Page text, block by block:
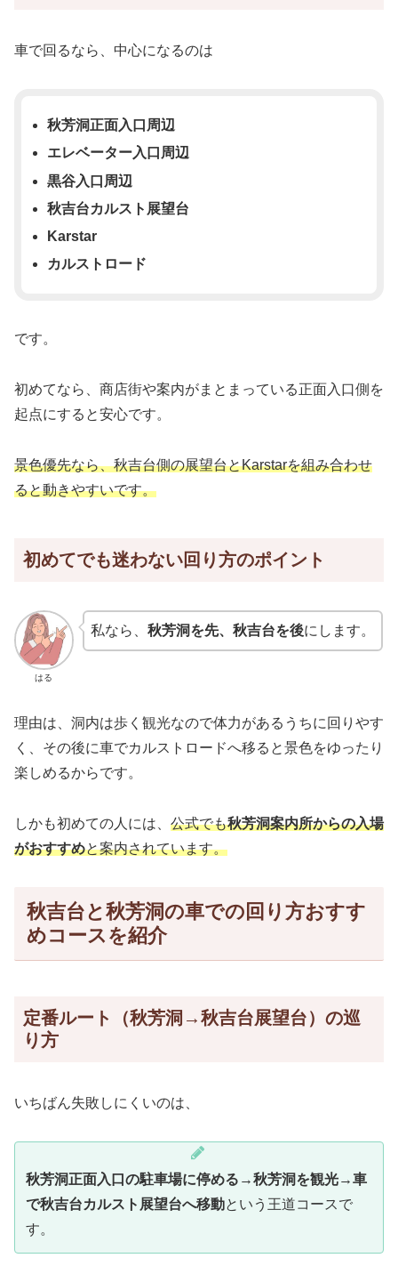
車で回るなら、中心になるのは
秋芳洞正面入口周辺
エレベーター入口周辺
黒谷入口周辺
秋吉台カルスト展望台
Karstar
カルストロード
です。
初めてなら、商店街や案内がまとまっている正面入口側を
起点にすると安心です。
景色優先なら、秋吉台側の展望台とKarstarを組み合わせ
ると動きやすいです。
初めてでも迷わない回り方のポイント
はる
私なら、 秋芳洞を先、秋吉台を後にします。
理由は、洞内は歩く観光なので体力があるうちに回りやす
く、その後に車でカルストロードへ移ると景色をゆったり
楽しめるからです。
しかも初めての人には、 公式でも秋芳洞案内所からの入場
がおすすめと案内されています。
秋吉台と秋芳洞の車での回り方おすす
めコースを紹介
定番ルート（秋芳洞→秋吉台展望台）の巡
り方
いちばん失敗しにくいのは、
秋芳洞正面入口の駐車場に停める→秋芳洞を観光→車
で秋吉台カルスト展望台へ移動という王道コースで
す。